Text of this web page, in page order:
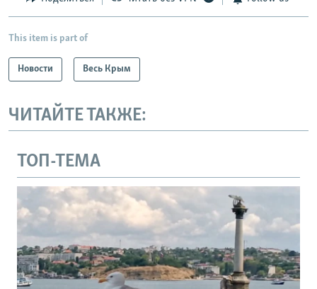
This item is part of
Новости Весь Крым
ЧИТАЙТЕ ТАКЖЕ:
ТОП-ТЕМА